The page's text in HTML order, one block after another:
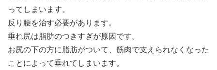
ってしまいます。
反り腰を治す必要があります。
垂れ尻は脂肪のつきすぎが原因です。
お尻の下の方に脂肪がついて、筋肉で支えられなくなった
ことによって垂れてしまいます。